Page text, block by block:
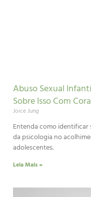
Abuso Sexual
Sobre Isso Com
Joice Jung
Entenda como identificar
da psicologia no
adolescentes.
Leia Mais »